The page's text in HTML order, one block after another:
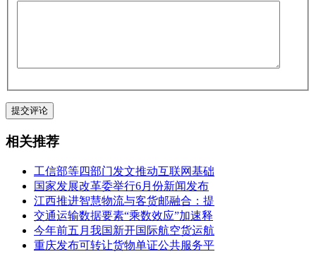
相关推荐
工信部等四部门发文推动互联网基础
国家发展改革委举行6月份新闻发布
江西推进智慧物流与客货邮融合：提
交通运输数据要素“乘数效应”加速释
今年前五月我国新开国际航空货运航
重庆发布可转让货物单证公共服务平